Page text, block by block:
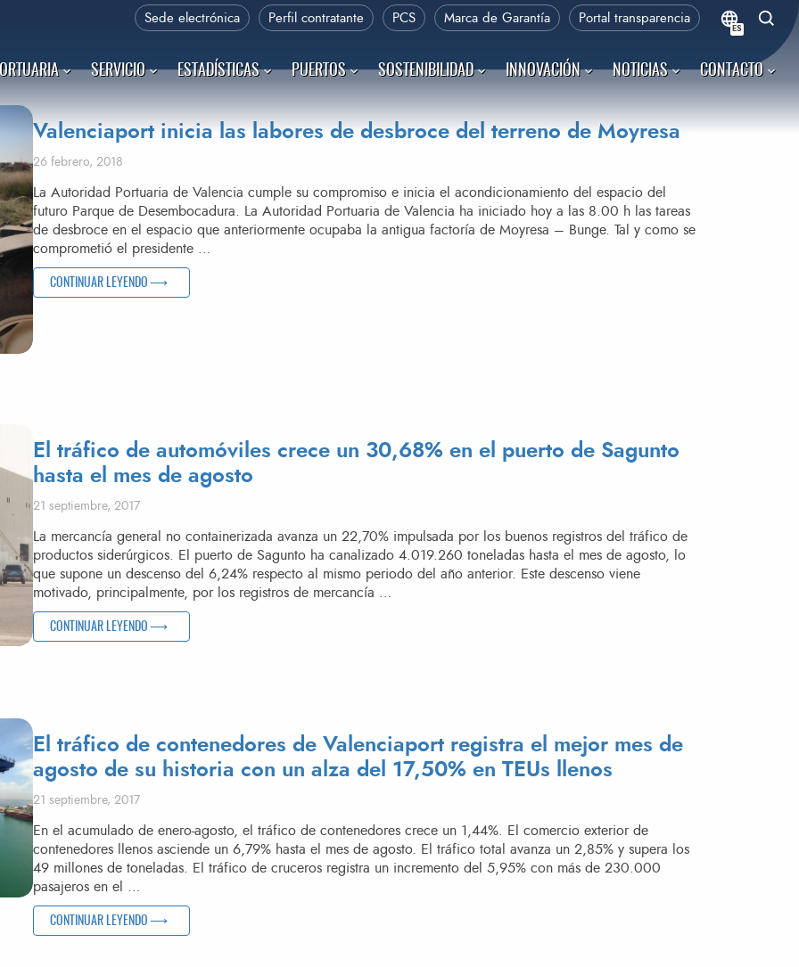
Sede electrónica Perfil contratante PCS Marca de Garantía Portal transparencia
ES
SERVICIO ESTADÍSTICAS PUERTOS SOSTENIBILIDAD INNOVACIÓN NOTICIAS CONTACTO
Valenciaport inicia las labores de desbroce del terreno de Moyresa
Publicado el
26 febrero, 2018
La Autoridad Portuaria de Valencia cumple su compromiso e inicia el acondicionamiento del espacio del
futuro Parque de Desembocadura. La Autoridad Portuaria de Valencia ha iniciado hoy a las 8.00 h las tareas
de desbroce en el espacio que anteriormente ocupaba la antigua factoría de Moyresa – Bunge. Tal y como se
comprometió el presidente …
CONTINUAR LEYENDO «VALENCIAPORT INICIA LAS LABORES DE DESBROCE DEL TERRENO DE MOYRESA»
El tráfico de automóviles crece un 30,68% en el puerto de Sagunto
hasta el mes de agosto
Publicado el
21 septiembre, 2017
La mercancía general no containerizada avanza un 22,70% impulsada por los buenos registros del tráfico de
productos siderúrgicos. El puerto de Sagunto ha canalizado 4.019.260 toneladas hasta el mes de agosto, lo
que supone un descenso del 6,24% respecto al mismo periodo del año anterior. Este descenso viene
motivado, principalmente, por los registros de mercancía …
CONTINUAR LEYENDO «EL TRÁFICO DE AUTOMÓVILES CRECE UN 30,68% EN EL PUERTO DE SAGUNTO HASTA EL MES DE AGOSTO»
El tráfico de contenedores de Valenciaport registra el mejor mes de
agosto de su historia con un alza del 17,50% en TEUs llenos
Publicado el
21 septiembre, 2017
En el acumulado de enero-agosto, el tráfico de contenedores crece un 1,44%. El comercio exterior de
contenedores llenos asciende un 6,79% hasta el mes de agosto. El tráfico total avanza un 2,85% y supera los
49 millones de toneladas. El tráfico de cruceros registra un incremento del 5,95% con más de 230.000
pasajeros en el …
CONTINUAR LEYENDO «EL TRÁFICO DE CONTENEDORES DE VALENCIAPORT REGISTRA EL MEJOR MES DE AGOSTO DE SU HISTORIA CON UN ALZA DEL 17,50% EN TEUS